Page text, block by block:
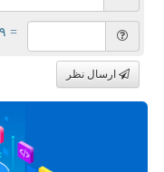
= ۹ بعلاوه ۲
ارسال نظر